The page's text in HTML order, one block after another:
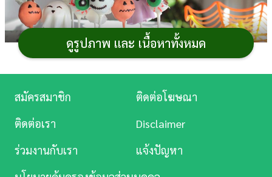
ใกล้ถึงเทศกาลฮาโลวีน กันแล้ว จากที่เคยทำ
ใครเห็นก็อยากกินกันดีไหม วันนี้ขอนำเสนอวิธีทำเค้ก
ฮาโลวีน สูตรจาก
คุณ Kitty Chef สมาชิกเว็บไซต์พันทิปดอท
จับแป้งเค้กปั้นเป็นรูปผีน่ารักเสียบไม้ เอาล่ะ... ชวนลูก
ดูรูปภาพ และ เนื้อหาทั้งหมด
บันเทิง
ดู
Music
สมัครสมาชิก
ติดต่อโฆษณา
ติดต่อเรา
Disclaimer
ร่วมงานกับเรา
แจ้งปัญหา